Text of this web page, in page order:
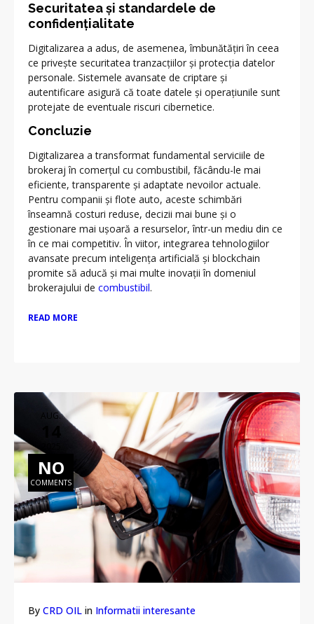
Securitatea și standardele de
confidențialitate
Digitalizarea a adus, de asemenea, îmbunătățiri în ceea
ce privește securitatea tranzacțiilor și protecția datelor
personale. Sistemele avansate de criptare și
autentificare asigură că toate datele și operațiunile sunt
protejate de eventuale riscuri cibernetice.
Concluzie
Digitalizarea a transformat fundamental serviciile de
brokeraj în comerțul cu combustibil, făcându-le mai
eficiente, transparente și adaptate nevoilor actuale.
Pentru companii și flote auto, aceste schimbări
înseamnă costuri reduse, decizii mai bune și o
gestionare mai ușoară a resurselor, într-un mediu din ce
în ce mai competitiv. În viitor, integrarea tehnologiilor
avansate precum inteligența artificială și blockchain
promite să aducă și mai multe inovații în domeniul
brokerajului de combustibil.
READ MORE
AUG.
14
NO
COMMENTS
By CRD OIL in Informatii interesante